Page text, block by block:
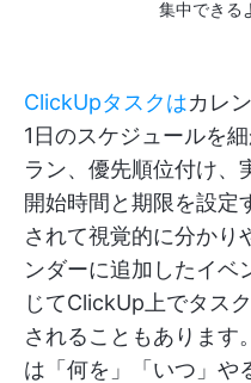
集中できる
ClickUpタスクはカレ
1日のスケジュールを
ラン、優先順位付け、
開始時間と期限を設定
されて視覚的に分かり
ンダーに追加したイベ
じてClickUp上でタス
されることもあります
は「何を」「いつ」や